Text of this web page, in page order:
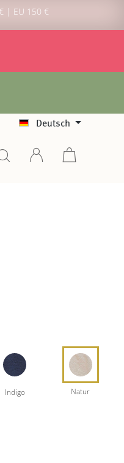
| EU 150 €
Deutsch